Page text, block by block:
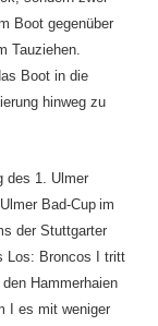
Boot gegenüber
Tauziehen.
Boot in die
hinweg zu
des 1. Ulmer
Bad-Cup im
der Stuttgarter
Los: Broncos I tritt
Hammerhaien
I es mit weniger